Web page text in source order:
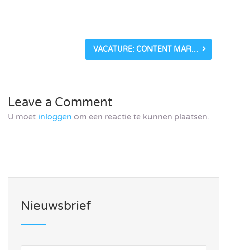
VACATURE: CONTENT MARKETEER BIJ EDUKANS_6041D33A294EE.JPEG
Leave a Comment
U moet inloggen om een reactie te kunnen plaatsen.
Nieuwsbrief